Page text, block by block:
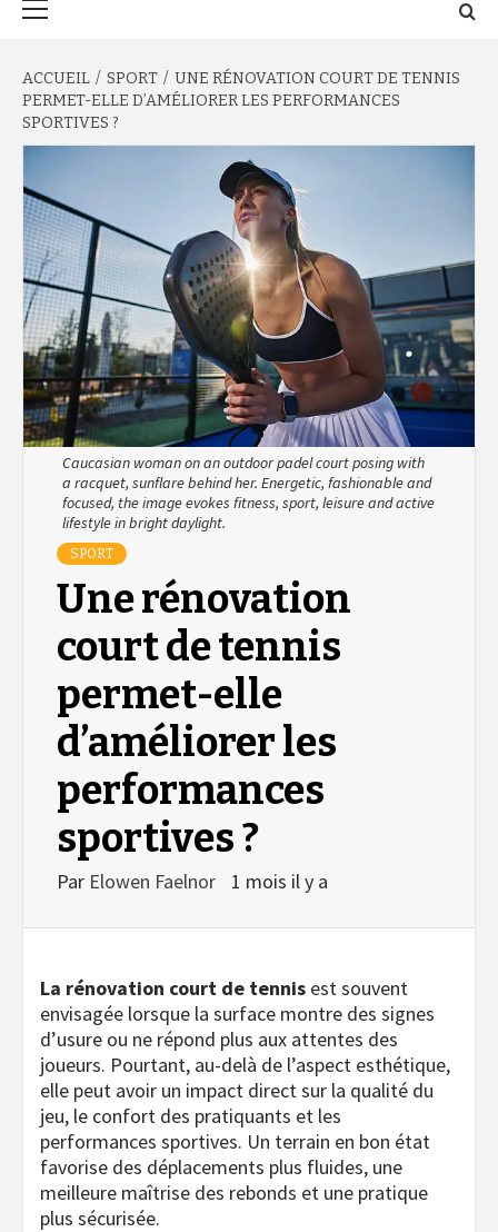
ACCUEIL SPORT
UNE RÉNOVATION COURT DE TENNIS
PERMET-ELLE D’AMÉLIORER LES PERFORMANCES
SPORTIVES ?
Caucasian woman on an outdoor padel court posing with
a racquet, sunflare behind her. Energetic, fashionable and
focused, the image evokes fitness, sport, leisure and active
lifestyle in bright daylight.
SPORT
Une rénovation
court de tennis
permet-elle
d’améliorer les
performances
sportives ?
Par Elowen Faelnor 1 mois il y a
La rénovation court de tennis est souvent
envisagée lorsque la surface montre des signes
d’usure ou ne répond plus aux attentes des
joueurs. Pourtant, au-delà de l’aspect esthétique,
elle peut avoir un impact direct sur la qualité du
jeu, le confort des pratiquants et les
performances sportives. Un terrain en bon état
favorise des déplacements plus fluides, une
meilleure maîtrise des rebonds et une pratique
plus sécurisée.